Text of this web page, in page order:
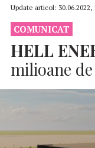
Update articol: 30.06.2022,
COMUNICAT
HELL
milioane